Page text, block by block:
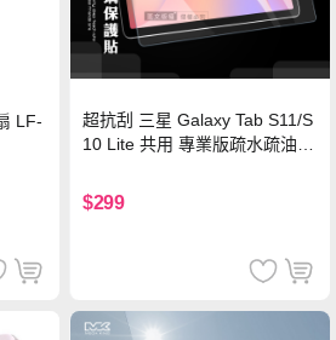
LF-
超抗刮 三星 Galaxy Tab S11/S
10 Lite 共用 專業版疏水疏油9
$299